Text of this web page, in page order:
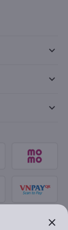
keyboard_arrow_down
keyboard_arrow_down
keyboard_arrow_down
close